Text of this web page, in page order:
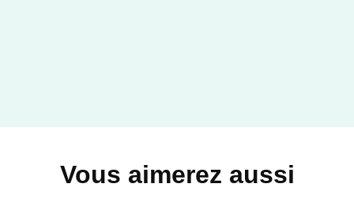
Vous aimerez aussi